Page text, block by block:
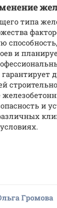
типа
и
и
Громова